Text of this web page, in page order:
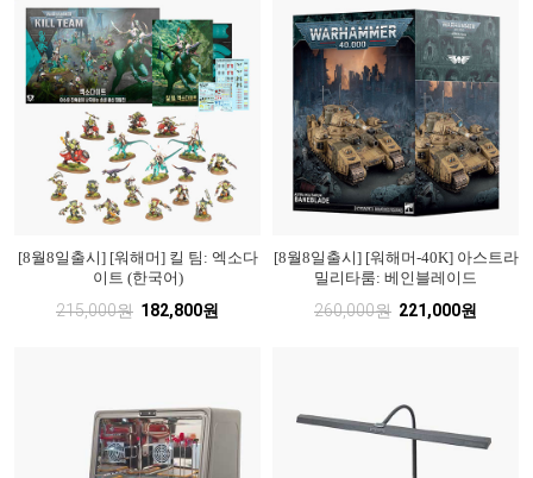
[8월8일출시] [워해머] 킬 팀: 엑소다
이트 (한국어)
215,000원 182,800원
[8월8일출시] [워해머-40K] 아스트라
밀리타룸: 베인블레이드
260,000원 221,000원